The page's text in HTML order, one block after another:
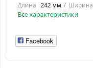
Длина 242 мм Ширина
Все характеристики
Facebook